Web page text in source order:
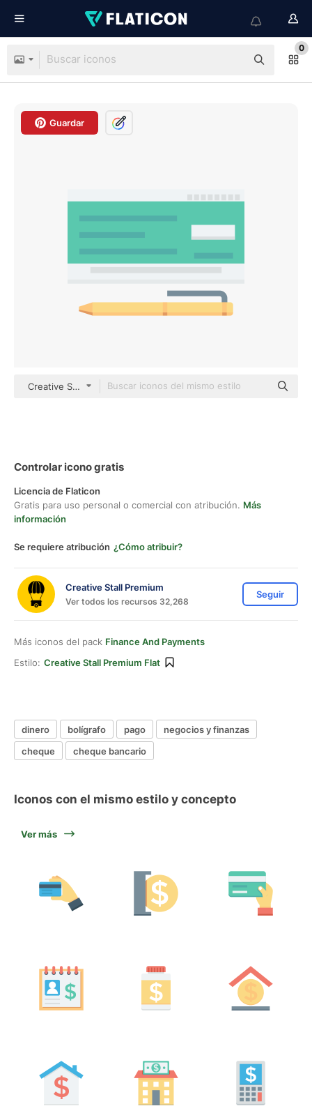
0
Guardar
Creative Stall Premium Flat
Controlar icono gratis
Licencia de Flaticon
Gratis para uso personal o comercial con atribución. Más
información
Se requiere atribución ¿Cómo atribuir?
Creative Stall Premium
Ver todos los recursos 32,268
Seguir
Más iconos del pack Finance And Payments
Estilo: Creative Stall Premium Flat
dinero bolígrafo pago
negocios y finanzas
cheque
cheque bancario
Iconos con el mismo estilo y concepto
Ver más